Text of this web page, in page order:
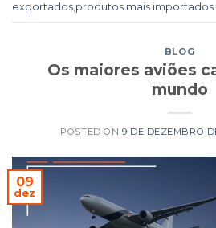
exportados,produtos mais importados
BLOG
Os maiores aviões
mundo
POSTED ON 9 DE DEZEMBRO
09
dez